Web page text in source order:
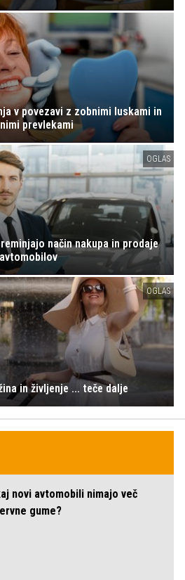
v povezavi z zobnimi luskami in
prevlekami
OGLAS
način nakupa in prodaje
avtomobilov
OGLAS
in življenje ... teče dalje
novi avtomobili nimajo več
gume?